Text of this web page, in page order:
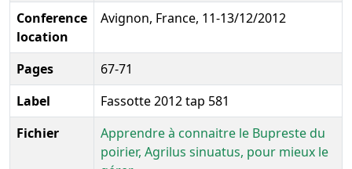
Conference
location
Avignon, France, 11-13/12/2012
Pages
67-71
Label
Fassotte 2012 tap 581
Fichier
Apprendre à connaitre le Bupreste du
poirier, Agrilus sinuatus, pour mieux le